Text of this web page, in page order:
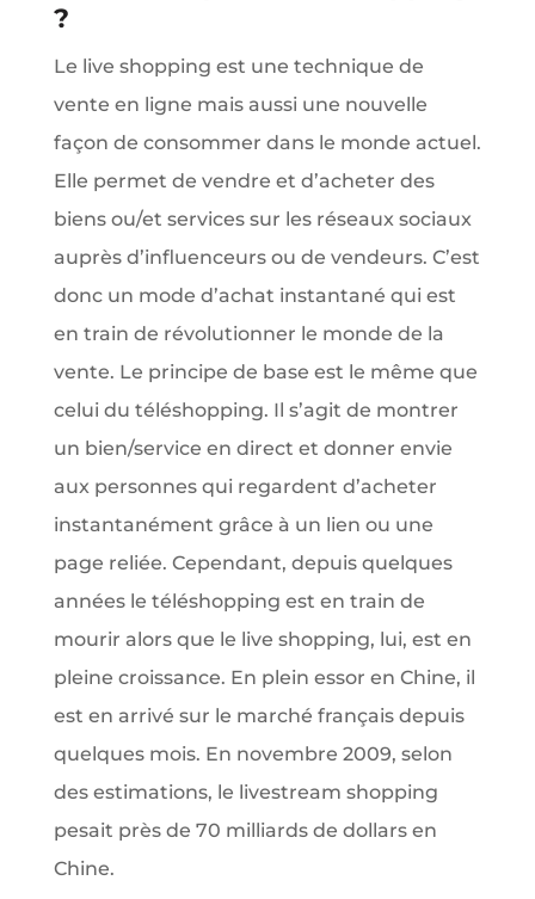
?
Le live shopping est une technique de
vente en ligne mais aussi une nouvelle
façon de consommer dans le monde actuel.
Elle permet de vendre et d’acheter des
biens ou/et services sur les réseaux sociaux
auprès d’influenceurs ou de vendeurs. C’est
donc un mode d’achat instantané qui est
en train de révolutionner le monde de la
vente. Le principe de base est le même que
celui du téléshopping. Il s’agit de montrer
un bien/service en direct et donner envie
aux personnes qui regardent d’acheter
instantanément grâce à un lien ou une
page reliée. Cependant, depuis quelques
années le téléshopping est en train de
mourir alors que le live shopping, lui, est en
pleine croissance. En plein essor en Chine, il
est en arrivé sur le marché français depuis
quelques mois. En novembre 2009, selon
des estimations, le livestream shopping
pesait près de 70 milliards de dollars en
Chine.